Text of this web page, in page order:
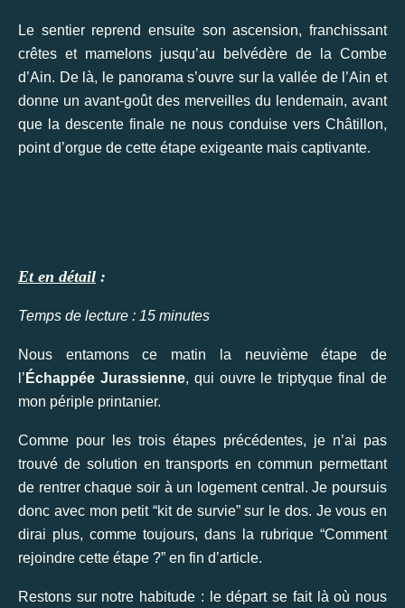
Le sentier reprend ensuite son ascension, franchissant
crêtes et mamelons jusqu’au belvédère de la Combe
d’Ain. De là, le panorama s’ouvre sur la vallée de l’Ain et
donne un avant-goût des merveilles du lendemain, avant
que la descente finale ne nous conduise vers Châtillon,
point d’orgue de cette étape exigeante mais captivante.
Et en détail :
Temps de lecture : 15 minutes
Nous entamons ce matin la neuvième étape de
l’ Échappée Jurassienne, qui ouvre le triptyque final de
mon périple printanier.
Comme pour les trois étapes précédentes, je n’ai pas
trouvé de solution en transports en commun permettant
de rentrer chaque soir à un logement central. Je poursuis
donc avec mon petit “kit de survie” sur le dos. Je vous en
dirai plus, comme toujours, dans la rubrique “Comment
rejoindre cette étape ?” en fin d’article.
Restons sur notre habitude : le départ se fait là où nous